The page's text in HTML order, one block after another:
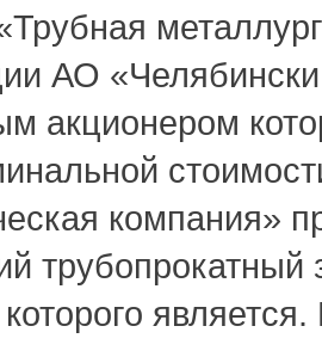
АО
акционером
компания»